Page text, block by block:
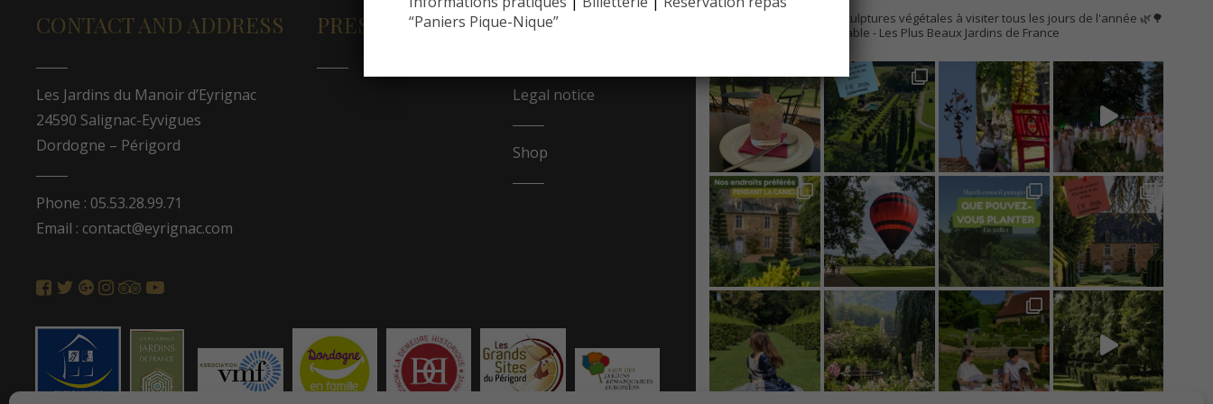
CONTACT AND ADDRESS
Les Jardins du Manoir d’Eyrignac
24590 Salignac-Eyvigues
Dordogne – Périgord
Phone : 05.53.28.99.71
Email : contact@eyrignac.com
PRESS AREA
Legal notice
Shop
10 hectares de sculptures végétales à visiter tous les jours de l'année 🌿🌳
- Jardin Remarquable- Les Plus Beaux Jardins de France
“Paniers Pique-Nique”